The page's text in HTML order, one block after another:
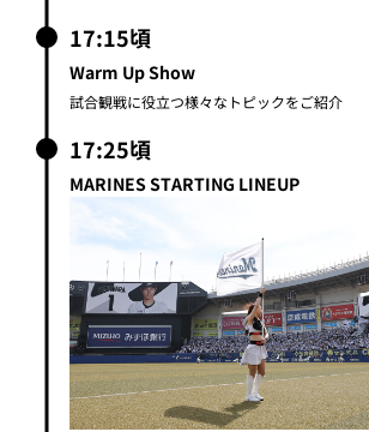
演出効果と共に、スタメン発表
ビジョン映像、照明演出、M☆Splash!!のパフ
タメンを発表。
フラッグや選手コールでご参加ください！
17:40頃
BUBBLE BALLOOOON RELAY
事前募集した両チームのファンクラブ会員に
ンの代わりに大きな風船を使用します。